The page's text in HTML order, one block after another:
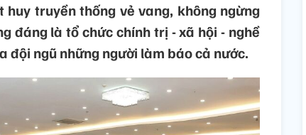
truyền thống vẻ vang, không ngừng
đáng là tổ chức chính trị - xã hội - nghề
đội ngũ những người làm báo cả nước.